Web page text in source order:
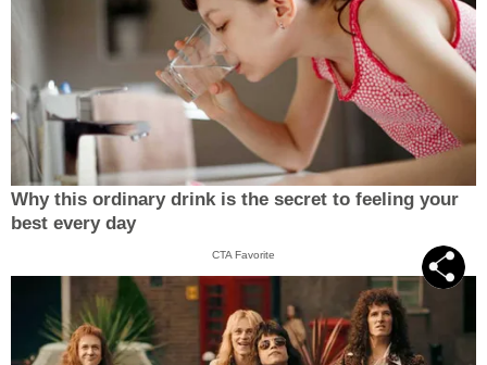
Why this ordinary drink is the secret to feeling your
best every day
CTA Favorite